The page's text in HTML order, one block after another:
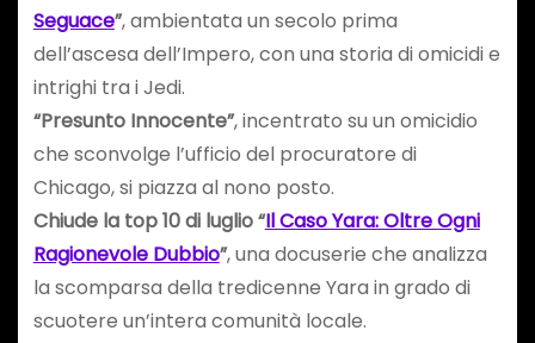
Seguace”, ambientata un secolo prima
dell’ascesa dell’Impero, con una storia di omicidi e
intrighi tra i Jedi.
“Presunto Innocente”, incentrato su un omicidio
che sconvolge l’ufficio del procuratore di
Chicago, si piazza al nono posto.
Chiude la top 10 di luglio “Il Caso Yara: Oltre Ogni
Ragionevole Dubbio”, una docuserie che analizza
la scomparsa della tredicenne Yara in grado di
scuotere un’intera comunità locale.